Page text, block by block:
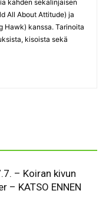
kahden sekalinjaisen
All About Attitude) ja
Hawk) kanssa. Tarinoita
kisoista sekä
– Koiran kivun
– KATSO ENNEN